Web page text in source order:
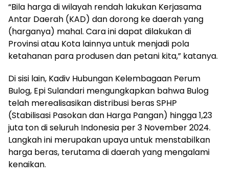
“Bila harga di wilayah rendah lakukan Kerjasama
Antar Daerah (KAD) dan dorong ke daerah yang
(harganya) mahal. Cara ini dapat dilakukan di
Provinsi atau Kota lainnya untuk menjadi pola
ketahanan para produsen dan petani kita,” katanya.
Di sisi lain, Kadiv Hubungan Kelembagaan Perum
Bulog, Epi Sulandari mengungkapkan bahwa Bulog
telah merealisasikan distribusi beras SPHP
(Stabilisasi Pasokan dan Harga Pangan) hingga 1,23
juta ton di seluruh Indonesia per 3 November 2024.
Langkah ini merupakan upaya untuk menstabilkan
harga beras, terutama di daerah yang mengalami
kenaikan.